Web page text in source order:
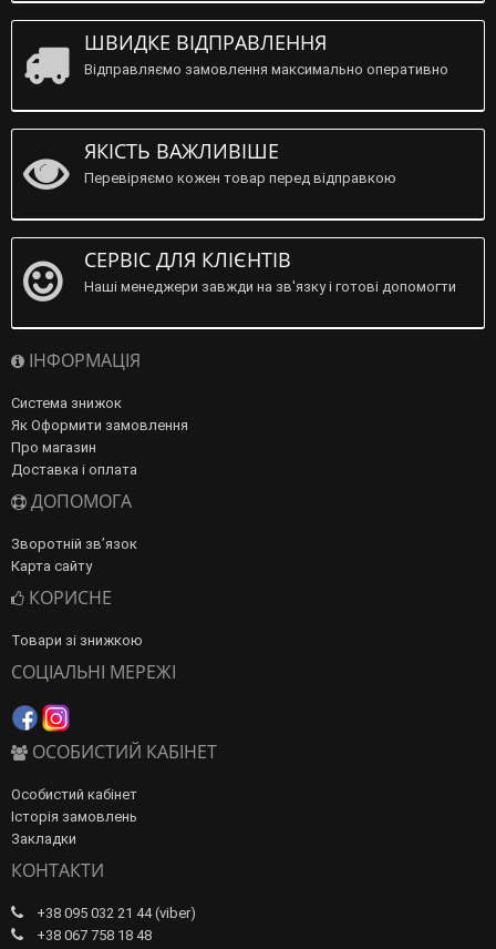
ШВИДКЕ ВІДПРАВЛЕННЯ
Відправляємо замовлення максимально оперативно
ЯКІСТЬ ВАЖЛИВІШЕ
Перевіряємо кожен товар перед відправкою
СЕРВІС ДЛЯ КЛІЄНТІВ
Наші менеджери завжди на зв'язку і готові допомогти
ІНФОРМАЦІЯ
Система знижок
Як Оформити замовлення
Про магазин
Доставка і оплата
ДОПОМОГА
Зворотній зв’язок
Карта сайту
КОРИСНЕ
Товари зі знижкою
СОЦІАЛЬНІ МЕРЕЖІ
ОСОБИСТИЙ КАБІНЕТ
Особистий кабінет
Історія замовлень
Закладки
КОНТАКТИ
+38 095 032 21 44 (viber)
+38 067 758 18 48